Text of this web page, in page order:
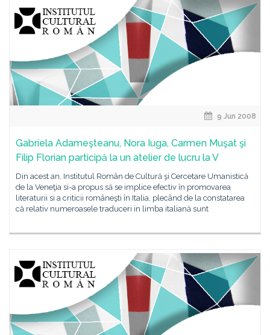
9 Jun 2008
Gabriela Adameşteanu, Nora Iuga, Carmen Muşat şi
Filip Florian participă la un atelier de lucru la V
Din acest an, Institutul Român de Cultură şi Cercetare Umanistică
de la Veneţia si-a propus să se implice efectiv în promovarea
literaturii si a criticii româneşti în Italia, plecând de la constatarea
că relativ numeroasele traduceri in limba italiană sunt